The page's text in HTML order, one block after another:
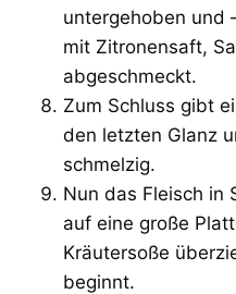
untergehoben und
mit Zitronensaft,
abgeschmeckt.
Zum Schluss gibt
den letzten Glanz
schmelzig.
Nun das Fleisch in
auf eine große
Kräutersoße
beginnt.